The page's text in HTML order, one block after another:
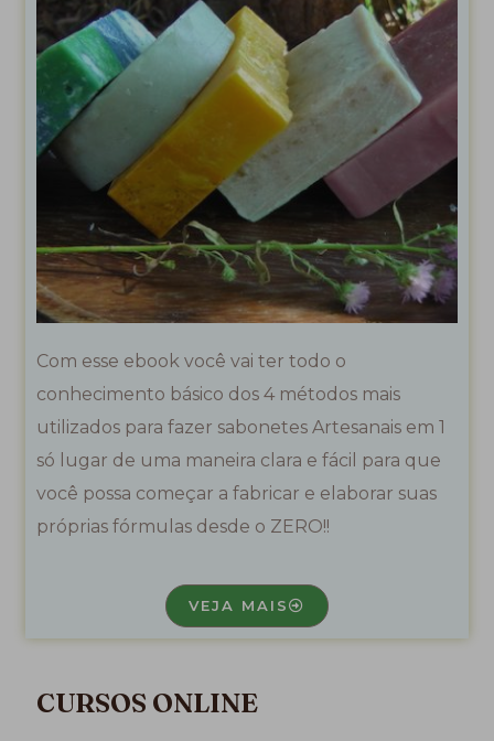
Com esse ebook você vai ter todo o
conhecimento básico dos 4 métodos mais
utilizados para fazer sabonetes Artesanais em 1
só lugar de uma maneira clara e fácil para que
você possa começar a fabricar e elaborar suas
próprias fórmulas desde o ZERO!!
VEJA MAIS
CURSOS ONLINE